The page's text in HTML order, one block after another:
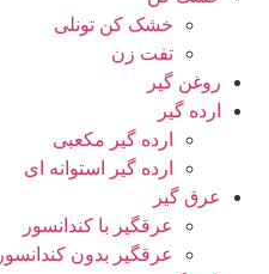
خشک کن تونلی
تفت زن
روغن گیر
ارده گیر
ارده گیر مکعبی
ارده گیر استوانه ای
عرق گیر
عرقگیر با کندانسور
عرقگیر بدون کندانسور